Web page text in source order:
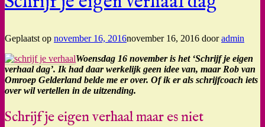
Geplaatst op november 16, 2016november 16, 2016 dooradmin
Woensdag 16 november is het ‘Schrijf je eigen
verhaal dag’. Ik had daar werkelijk geen idee van, maar Rob van
Omroep Gelderland belde me er over. Of ik er als schrijfcoach iets
over wil vertellen in de uitzending.
Schrijf je eigen verhaal maar es niet